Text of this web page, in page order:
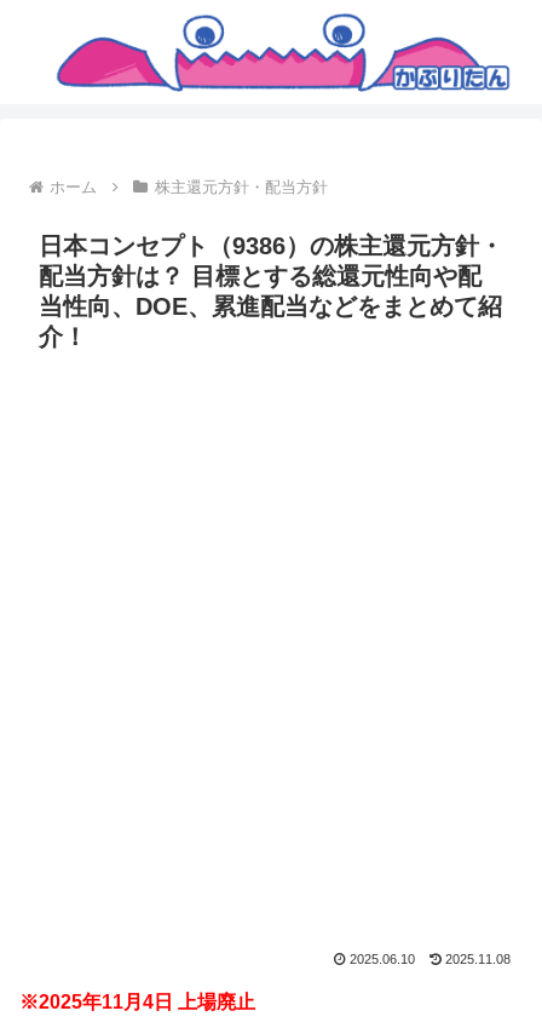
ホーム 株主還元方針・配当方針
日本コンセプト（9386）の株主還元方針・
配当方針は？ 目標とする総還元性向や配
当性向、DOE、累進配当などをまとめて紹
介！
2025.06.10 2025.11.08
※2025年11月4日 上場廃止